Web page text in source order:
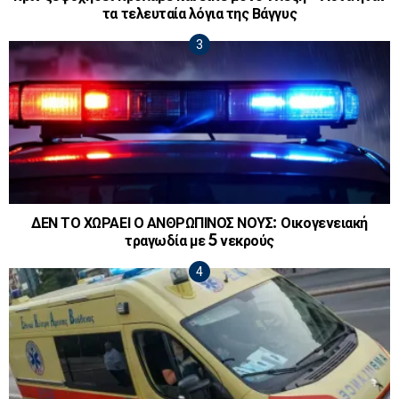
τα τελευταία λόγια της Βάγγυς
ΔΕΝ ΤΟ ΧΩΡΑΕΙ Ο ΑΝΘΡΩΠΙΝΟΣ ΝΟΥΣ: Οικογενειακή
τραγωδία με 5 νεκρούς